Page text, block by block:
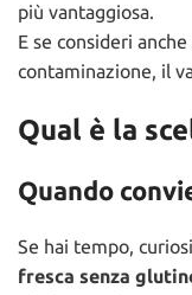
più vantaggiosa.
E se consideri
contaminazione, il
Qual è la
Quando
Se hai tempo,
fresca senza